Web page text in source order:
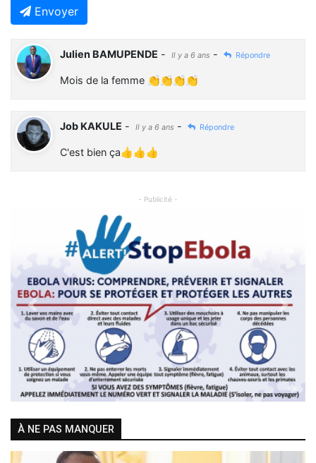
Envoyer
Julien BAMUPENDE - Il y a 6 ans - Répondre
Mois de la femme 👏👏👏👏
Job KAKULE - Il y a 6 ans - Répondre
C'est bien ça👍👍👍
- Publicité -
Previous Next
À NE PAS MANQUER